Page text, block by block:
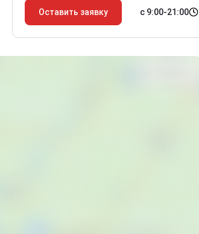
Оставить заявку с 9:00-21:00